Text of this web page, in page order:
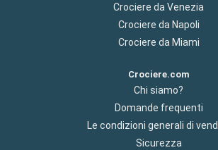
Crociere da Venezia
Crociere da Napoli
Crociere da Miami
Crociere.com
Chi siamo?
Domande frequenti
Le condizioni generali di
Sicurezza